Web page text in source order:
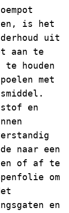
is het
uit
aan te
te houden
met
en
naar een
of af te
om
en